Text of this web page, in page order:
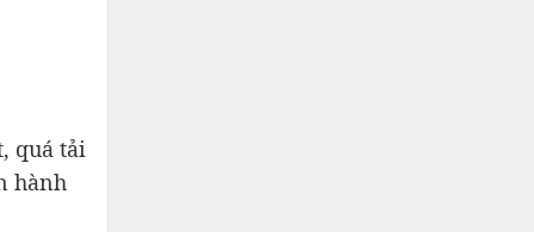
quá tải
hành